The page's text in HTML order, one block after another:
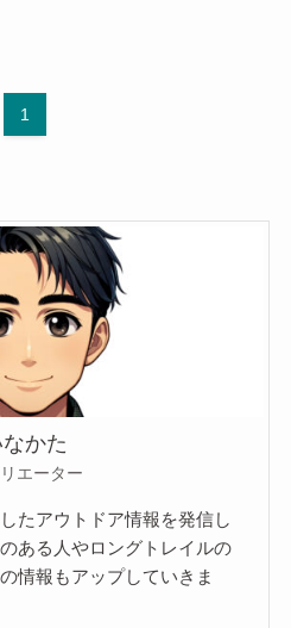
1
かた
エーター
たアウトドア情報を発信し
ある人やロングトレイルの
情報もアップしていきま